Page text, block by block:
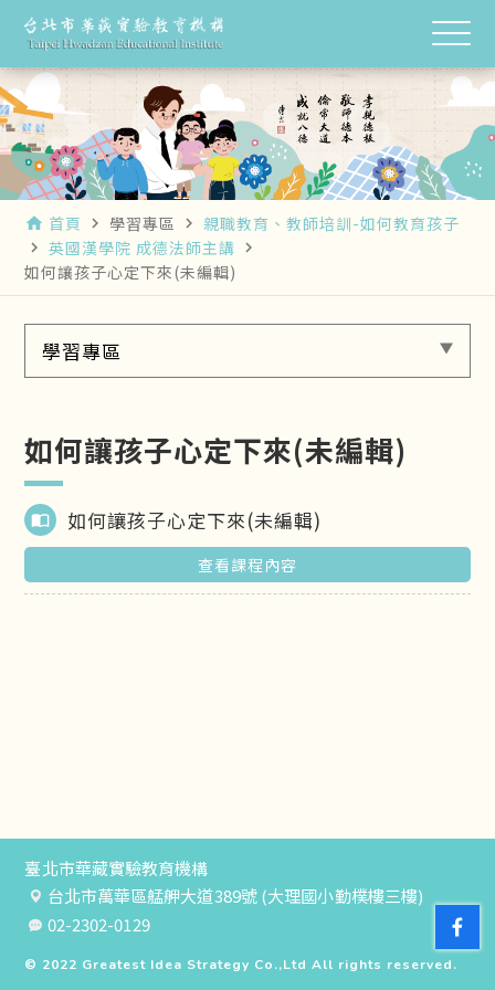
home 首頁 navigate_next 學習專區 navigate_next 親職教育、教師培訓-如何教育孩子
navigate_next 英國漢學院 成德法師主講 navigate_next
如何讓孩子心定下來(未編輯)
學習專區
如何讓孩子心定下來(未編輯)
import_contacts 如何讓孩子心定下來(未編輯)
查看課程內容
臺北市華藏實驗教育機構
台北市萬華區艋舺大道389號 (大理國小勤樸樓三樓)
02-2302-0129
© 2022 Greatest Idea Strategy Co.,Ltd All rights reserved.